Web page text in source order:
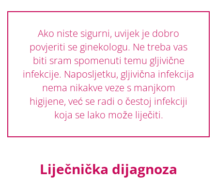
Ako niste sigurni, uvijek je dobro
povjeriti se ginekologu. Ne treba vas
biti sram spomenuti temu gljivične
infekcije. Naposljetku, gljivična infekcija
nema nikakve veze s manjkom
higijene, već se radi o čestoj infekciji
koja se lako može liječiti.
Liječnička dijagnoza